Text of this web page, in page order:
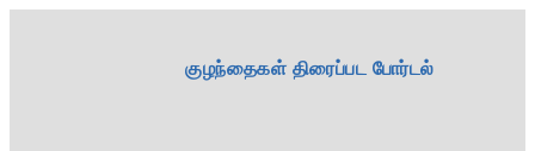
குழந்தைகள் திரைப்பட போர்டல்